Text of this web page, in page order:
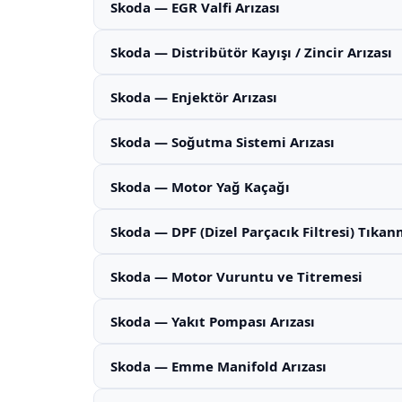
Skoda — EGR Valfi Arızası
Skoda — Distribütör Kayışı / Zincir Arızası
Skoda — Enjektör Arızası
Skoda — Soğutma Sistemi Arızası
Skoda — Motor Yağ Kaçağı
Skoda — DPF (Dizel Parçacık Filtresi)
Skoda — Motor Vuruntu ve Titremesi
Skoda — Yakıt Pompası Arızası
Skoda — Emme Manifold Arızası